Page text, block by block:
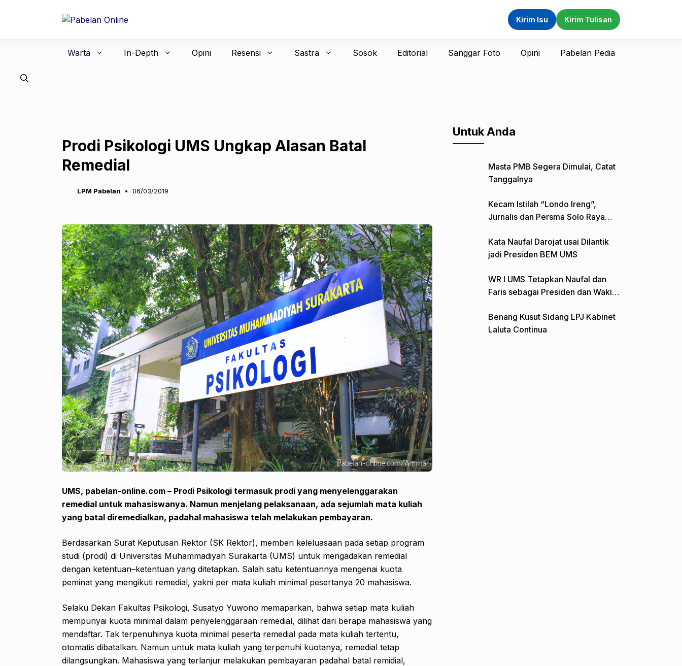
Kirim Isu Kirim Tulisan
Warta In-Depth Opini Resensi Sastra Sosok Editorial Sanggar Foto Opini Pabelan Pedia
Prodi Psikologi UMS Ungkap Alasan Batal
Remedial
LPM Pabelan 06/03/2019
UMS, pabelan-online.com – Prodi Psikologi termasuk prodi yang menyelenggarakan
remedial untuk mahasiswanya. Namun menjelang pelaksanaan, ada sejumlah mata kuliah
yang batal diremedialkan, padahal mahasiswa telah melakukan pembayaran.
Berdasarkan Surat Keputusan Rektor (SK Rektor), memberi keleluasaan pada setiap program
studi (prodi) di Universitas Muhammadiyah Surakarta (UMS) untuk mengadakan remedial
dengan ketentuan–ketentuan yang ditetapkan. Salah satu ketentuannya mengenai kuota
peminat yang mengikuti remedial, yakni per mata kuliah minimal pesertanya 20 mahasiswa.
Selaku Dekan Fakultas Psikologi, Susatyo Yuwono memaparkan, bahwa setiap mata kuliah
mempunyai kuota minimal dalam penyelenggaraan remedial, dilihat dari berapa mahasiswa yang
mendaftar. Tak terpenuhinya kuota minimal peserta remedial pada mata kuliah tertentu,
otomatis dibatalkan. Namun untuk mata kuliah yang terpenuhi kuotanya, remedial tetap
dilangsungkan. Mahasiswa yang terlanjur melakukan pembayaran padahal batal remidial,
Untuk Anda
Masta PMB Segera Dimulai, Catat
Tanggalnya
Kecam Istilah “Londo Ireng”,
Jurnalis dan Persma Solo Raya
Kata Naufal Darojat usai Dilantik
jadi Presiden BEM UMS
WR I UMS Tetapkan Naufal dan
Faris sebagai Presiden dan Wakil
Benang Kusut Sidang LPJ Kabinet
Laluta Continua